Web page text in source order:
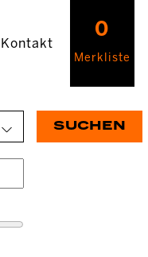
Kontakt
0
Merkliste
SUCHEN